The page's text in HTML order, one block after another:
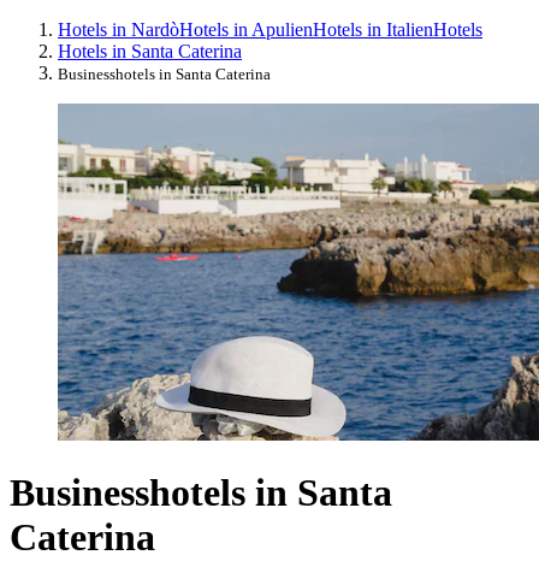
Hotels in NardòHotels in ApulienHotels in ItalienHotels
Hotels in Santa Caterina
Businesshotels in Santa Caterina
Businesshotels in Santa
Caterina